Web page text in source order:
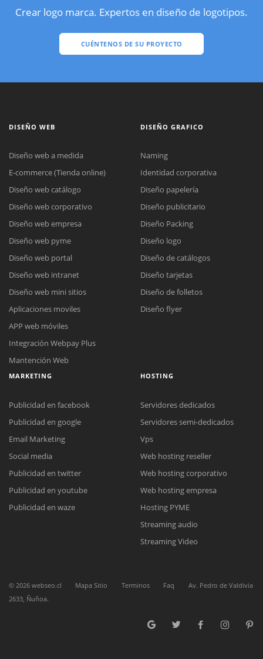
Crear logo marca. Expertos en diseño de logotipos.
CUÉNTENOS DE SU PROYECTO
Reunión online
Nuestros ejecutivos le enviarán un correo electrónico con el enlace a
Cotización
Complete el formulario y nos contactaremos a la brevedad.
Chat Online
Todos nuestros ejecutivos están fuera de línea. Complete el formulario
para enviarnos un correo electrónico con sus datos personales.
DISEÑO WEB
Diseño web a medida
E-commerce (Tienda online)
Diseño web catálogo
Diseño web corporativo
Diseño web empresa
Diseño web pyme
Diseño web portal
Diseño web intranet
Diseño web mini sitios
Aplicaciones moviles
APP web móviles
Integración Webpay Plus
Mantención Web
DISEÑO GRAFICO
Naming
Identidad corporativa
Diseño papelería
Diseño publicitario
Diseño Packing
Diseño logo
Diseño de catálogos
Diseño tarjetas
Diseño de folletos
Diseño flyer
MARKETING
Publicidad en facebook
Publicidad en google
Email Marketing
Social media
Publicidad en twitter
Publicidad en youtube
Publicidad en waze
HOSTING
Servidores dedicados
Servidores semi-dedicados
Vps
Web hosting reseller
Web hosting corporativo
Web hosting empresa
Hosting PYME
Streaming audio
Streaming Video
© 2026 webseo.cl Mapa Sitio Terminos Faq
Av. Pedro de Valdivia
2633, Ñuñoa.